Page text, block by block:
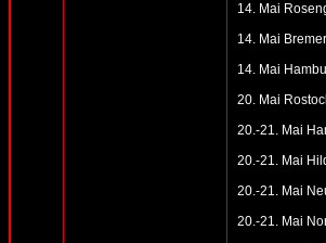
14. Mai
14. Mai
14. Mai
20. Mai
20.-21. Mai
20.-21. Mai
20.-21. Mai
20.-21. Mai